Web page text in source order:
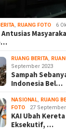
, RUANG FOTO 6
RUANG BERITA,
September 2023
Sampah
Indonesia Bel…
NASIONAL, RUANG
FOTO
27
KAI Ubah
Eksekutif, …